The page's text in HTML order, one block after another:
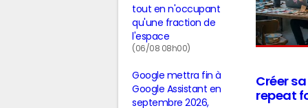
tout en n'occupant
qu'une fraction de
l'espace
(06/08 08h00)
Google mettra fin à
Google Assistant en
septembre 2026,
Créer
repeat